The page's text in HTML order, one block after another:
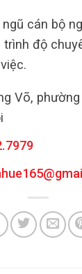
cán bộ
trình độ
Võ,